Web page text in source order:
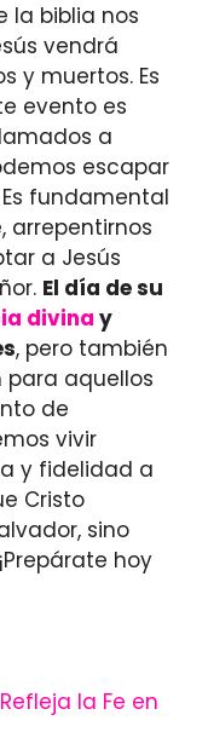
la biblia nos
vendrá
y muertos. Es
evento es
a
escapar
fundamental
arrepentirnos
a Jesús
El día de su
divina y
, pero también
aquellos
de
vivir
y fidelidad a
Cristo
sino
hoy
la Fe en